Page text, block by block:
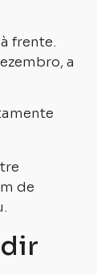
frente.
a
de